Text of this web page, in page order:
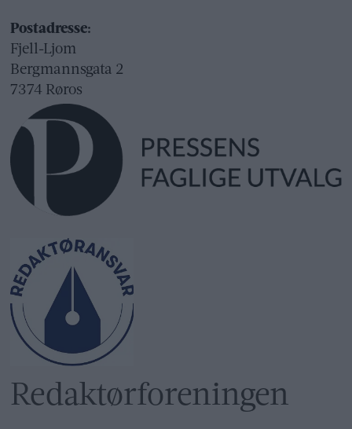
Postadresse:
Fjell-Ljom
Bergmannsgata 2
7374 Røros
Redaktør­foreningen